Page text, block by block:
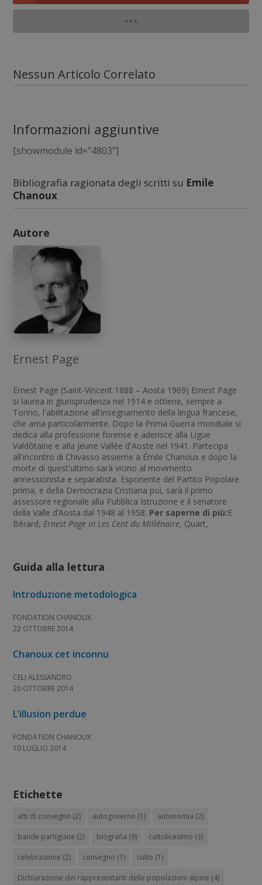
Nessun Articolo Correlato
Informazioni aggiuntive
[showmodule id="4803"]
Bibliografia ragionata degli scritti su Emile
Chanoux
Autore
Ernest Page
Ernest Page (Saint-Vincent 1888 – Aosta 1969) Ernest Page
si laurea in giurisprudenza nel 1914 e ottiene, sempre a
Torino, l'abilitazione all'insegnamento della lingua francese,
che ama particolarmente. Dopo la Prima Guerra mondiale si
dedica alla professione forense e aderisce alla Ligue
Valdôtaine e alla Jeune Vallée d'Aoste nel 1941. Partecipa
all'incontro di Chivasso assieme a Émile Chanoux e dopo la
morte di quest'ultimo sarà vicino al movimento
annessionista e separatista. Esponente del Partito Popolare
prima, e della Democrazia Cristiana poi, sarà il primo
assessore regionale alla Pubblica Istruzione e il senatore
della Valle d’Aosta dal 1948 al 1958. Per saperne di più:E.
Bérard, Ernest Page in Les Cent du Millénaire, Quart,
Guida alla lettura
Introduzione metodologica
FONDATION CHANOUX
22 OTTOBRE 2014
Chanoux cet inconnu
CELI ALESSANDRO
20 OTTOBRE 2014
L’illusion perdue
FONDATION CHANOUX
10 LUGLIO 2014
Etichette
atti di convegno (2) autogoverno (1) autonomia (2)
bande partigiane (2) biografia (9) cattolicesimo (3)
celebrazione (2) convegno (1) culto (1)
Dichiarazione dei rappresentanti delle popolazioni alpine (4)